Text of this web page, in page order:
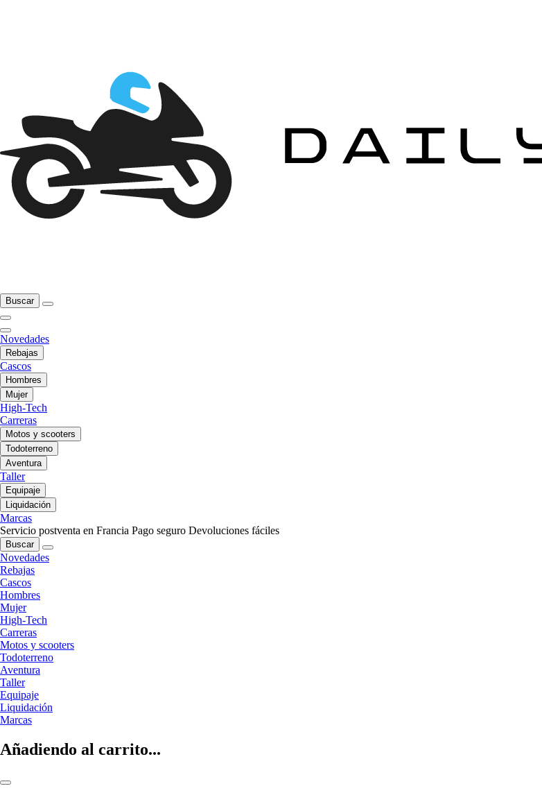
Buscar
Novedades
Rebajas
Cascos
Hombres
Mujer
High-Tech
Carreras
Motos y scooters
Todoterreno
Aventura
Taller
Equipaje
Liquidación
Marcas
Servicio postventa en Francia Pago seguro Devoluciones fáciles
Buscar
Novedades
Rebajas
Cascos
Hombres
Mujer
High-Tech
Carreras
Motos y scooters
Todoterreno
Aventura
Taller
Equipaje
Liquidación
Marcas
Añadiendo al carrito...